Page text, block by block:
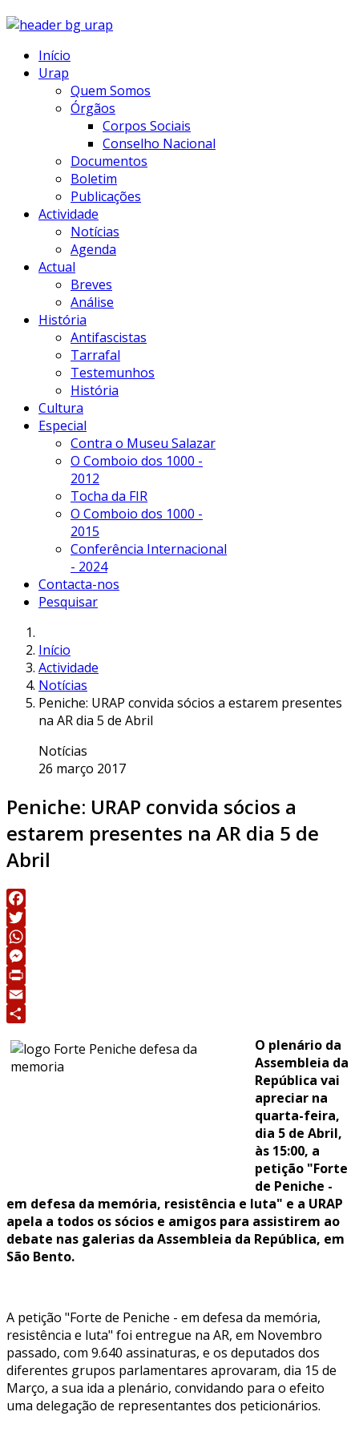
Início
Urap
Quem Somos
Órgãos
Corpos Sociais
Conselho Nacional
Documentos
Boletim
Publicações
Actividade
Notícias
Agenda
Actual
Breves
Análise
História
Antifascistas
Tarrafal
Testemunhos
História
Cultura
Especial
Contra o Museu Salazar
O Comboio dos 1000 -
2012
Tocha da FIR
O Comboio dos 1000 -
2015
Conferência Internacional
- 2024
Contacta-nos
Pesquisar
Início
Actividade
Notícias
Peniche: URAP convida sócios a estarem presentes
na AR dia 5 de Abril
Notícias
26 março 2017
Peniche: URAP convida sócios a
estarem presentes na AR dia 5 de
Abril
Facebook
Twitter
WhatsApp
Messenger
Print
Email
O plenário da
Assembleia da
República vai
apreciar na
quarta-feira,
dia 5 de Abril,
às 15:00, a
petição "Forte
de Peniche -
em defesa da memória, resistência e luta" e a URAP
apela a todos os sócios e amigos para assistirem ao
debate nas galerias da Assembleia da República, em
São Bento.
A petição "Forte de Peniche - em defesa da memória,
resistência e luta" foi entregue na AR, em Novembro
passado, com 9.640 assinaturas, e os deputados dos
diferentes grupos parlamentares aprovaram, dia 15 de
Março, a sua ida a plenário, convidando para o efeito
uma delegação de representantes dos peticionários.